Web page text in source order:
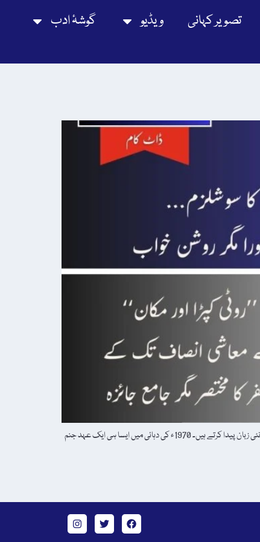
تصویر کہانی ویڈیو گوشۂ ادب
پاکستان کی سیاسی تاریخ میں کچھ شخصیات محض راہ نما نہیں ہوتے، بل کہ عہد بن جاتے ہیں۔ وہ اپنے زمانے سے آگے کا خواب دیکھتے ہیں اور عوام کے شعور میں ایک نئی زبان پیدا کرتے ہیں۔ 1970ء کی دہائی میں ایسا ہی ایک عہد جنم